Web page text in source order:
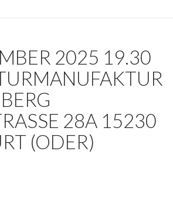
2025 19.30
28A 15230 F
(ODER)